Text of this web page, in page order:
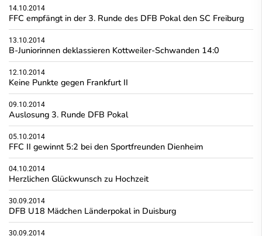
14.10.2014
FFC empfängt in der 3. Runde des DFB Pokal den SC Freiburg
13.10.2014
B-Juniorinnen deklassieren Kottweiler-Schwanden 14:0
12.10.2014
Keine Punkte gegen Frankfurt II
09.10.2014
Auslosung 3. Runde DFB Pokal
05.10.2014
FFC II gewinnt 5:2 bei den Sportfreunden Dienheim
04.10.2014
Herzlichen Glückwunsch zu Hochzeit
30.09.2014
DFB U18 Mädchen Länderpokal in Duisburg
30.09.2014